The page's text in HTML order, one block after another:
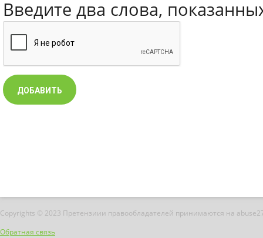
Введите два слова,
Copyrights © 2023 Претензиии правообладателей принимаются на
Обратная связь